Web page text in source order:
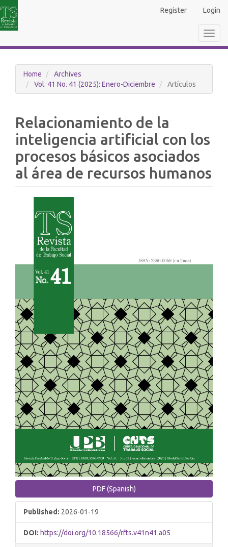
Sidebar
Register Login
Home
Archives
Vol. 41 No. 41 (2025): Enero-Diciembre
Artículos
Relacionamiento de la
inteligencia artificial con los
procesos básicos asociados
al área de recursos humanos
Sidebar
PDF (Spanish)
Published: 2026-01-19
DOI: https://doi.org/10.18566/rfts.v41n41.a05